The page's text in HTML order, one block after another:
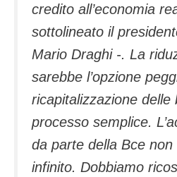
credito all’economia
sottolineato il
Mario Draghi -. La
sarebbe l’opzione
ricapitalizzazione delle
processo semplice.
da parte della Bce
infinito. Dobbiamo